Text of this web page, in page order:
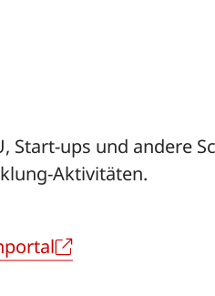
Start-ups und andere
Aktivitäten.